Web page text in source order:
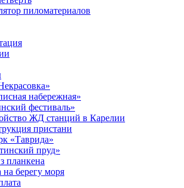
пиломатериалов
набережная»
фестиваль»
ЖД станций в Карелии
пристани
«Таврида»
пруд»
планкена
на берегу моря